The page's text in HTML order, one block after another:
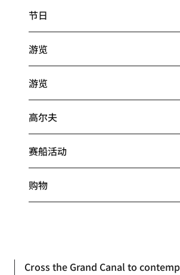
节日
游览
游览
高尔夫
赛船活动
购物
Cross the Grand Canal to